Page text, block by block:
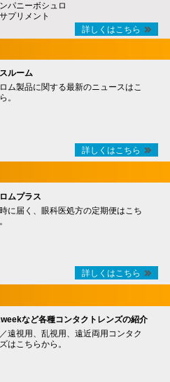
パニーボシュロ
プリメント
詳しくはこちら
ルーム
ム製品に関する最新のニュースはこ
。
詳しくはこちら
ムプラス
に届く、眼科医処方の定期便はこち
詳しくはこちら
など各種コンタクトレンズの紹介
遠視用、乱視用、遠近両用コンタク
はこちらから。